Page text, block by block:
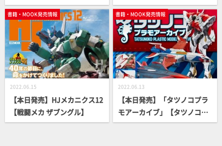
ップ！
【スーパー戦隊】
書籍・MOOK発売情報
2022.06.15
【本日発売】HJメカニクス12
【戦闘メカ ザブングル】
書籍・MOOK発売情報
2022.06.13
【本日発売】「タツノコプラ
モアーカイブ」【タツノコプ
ロ60周年】